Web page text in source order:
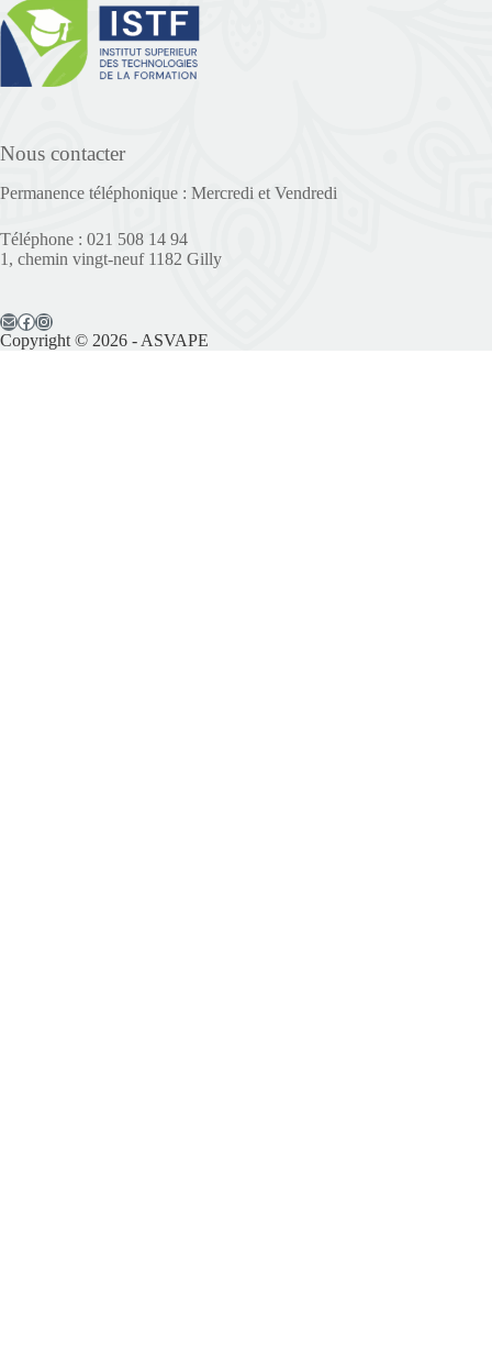
Nous contacter
Permanence téléphonique : Mercredi et Vendredi
Téléphone : 021 508 14 94
1, chemin vingt-neuf 1182 Gilly
Copyright © 2026 - ASVAPE